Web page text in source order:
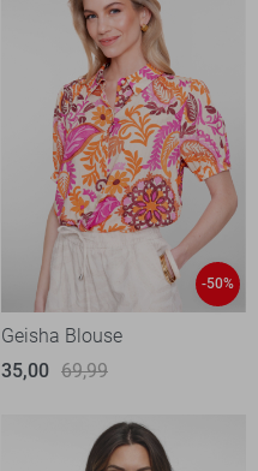
-50%
Geisha Blouse
35,00 69,99